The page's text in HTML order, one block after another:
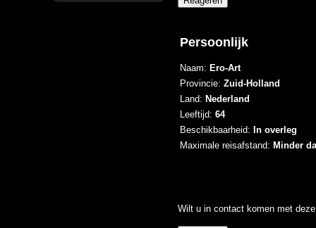
Persoonlijk
Naam: Ero-Art
Provincie: Zuid-Holland
Land: Nederland
Leeftijd: 64
Beschikbaarheid: In overleg
Maximale reisafstand: Minder
Wilt u in contact komen met